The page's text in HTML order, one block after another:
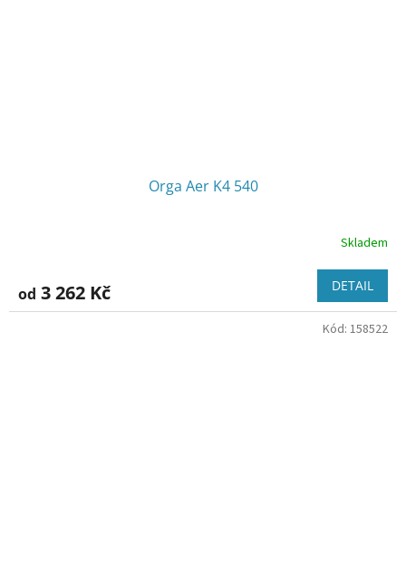
Orga Aer K4 540
Skladem
od 3 262 Kč DETAIL
Kód: 158522